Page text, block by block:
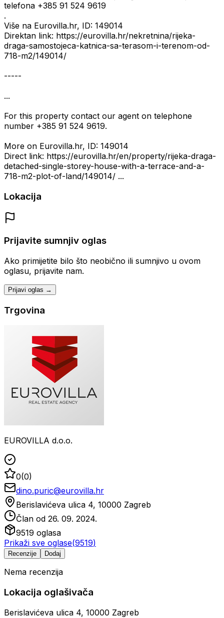
telefona +385 91 524 9619
.
Više na Eurovilla.hr, ID: 149014
Direktan link: https://eurovilla.hr/nekretnina/rijeka-
draga-samostojeca-katnica-sa-terasom-i-terenom-od-
718-m2/149014/
-----
...
For this property contact our agent on telephone
number +385 91 524 9619.
More on Eurovilla.hr, ID: 149014
Direct link: https://eurovilla.hr/en/property/rijeka-draga-
detached-single-storey-house-with-a-terrace-and-a-
718-m2-plot-of-land/149014/ ...
Lokacija
Prijavite sumnjiv oglas
Ako primijetite bilo što neobično ili sumnjivo u ovom
oglasu, prijavite nam.
Prijavi oglas →
Trgovina
EUROVILLA d.o.o.
0(0)
dino.puric@eurovilla.hr
Berislavićeva ulica 4, 10000 Zagreb
Član od 26. 09. 2024.
9519 oglasa
Prikaži sve oglase(9519)
Recenzije Dodaj
Nema recenzija
Lokacija oglašivača
Berislavićeva ulica 4, 10000 Zagreb